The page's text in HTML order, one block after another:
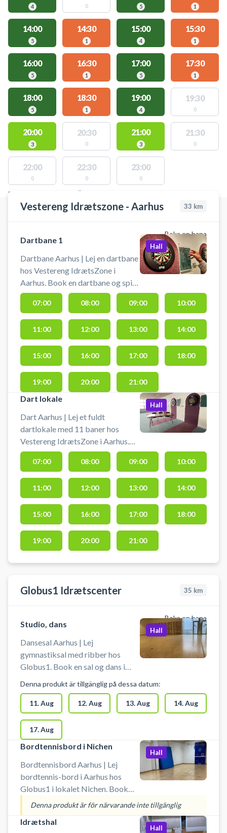
4 0 5 1
14:00
5
14:30
1
15:00
4
15:30
1
16:00
5
16:30
1
17:00
5
17:30
1
18:00
5
18:30
1
19:00
4
19:30
0
20:00
3
20:30
0
21:00
3
21:30
0
22:00
0
22:30
0
23:00
0
PLATSER MED TILLGÄNGLIGA AKTIVITETER
Vestereng Idrætszone - Aarhus 33 km
Boka en bana
Dartbane 1
Dartbane Aarhus | Lej en dartbane
hos Vestereng IdrætsZone i
Aarhus. Book en dartbane og spil
dart i Aarhus på en kvalitets
dartbane hos Vestereng
IdrætsZone. Du skal selv
medbringe pile til at spille med.
Der er gratis parkering 50 meter
fra hallen ved booking af dartbane
i Aarhus i Vestereng IdrætsZone's
lokaler.
Hall
07:00 08:00 09:00 10:00
11:00 12:00 13:00 14:00
15:00 16:00 17:00 18:00
19:00 20:00 21:00
Dart lokale
Dart Aarhus | Lej et fuldt
dartlokale med 11 baner hos
Vestereng IdrætsZone i Aarhus.
Book hele lokalet med i alt 11
dartbaner og spil dart i Aarhus
med en større gruppe af
dartspillere samtidigt. Dartlokalet
lejes i 60 min. ad gangen og
dartpile medbringes selv. Gratis
parkering 50 meter fra hallen ved
booking af dartbanerne i
Vestereng IdrætsZone.
Hall
07:00 08:00 09:00 10:00
11:00 12:00 13:00 14:00
15:00 16:00 17:00 18:00
19:00 20:00 21:00
Globus1 Idrætscenter 35 km
Boka en bana
Studio, dans
Dansesal Aarhus | Lej
gymnastiksal med ribber hos
Globus1. Book en sal og dans i
m. Der er spejle på endevæggen i
dansesalen. Udstyr skal man selv
medbringe. Man skal bruge
indendørs sko. Boldspil er ikke
tilladt.
Hall
Denna produkt är tillgänglig på dessa datum:
11. Aug 12. Aug 13. Aug 14. Aug
17. Aug
Bordtennisbord i Nichen
Bordtennisbord Aarhus | Lej
bordtennis-bord i Aarhus hos
Globus1 i lokalet Nichen. Book
bordtennisbord og spil bordtennis
i Aarhus. Anlægget er bemandet.
Der skal bruges indendørssko. Der
Hall
Denna produkt är för närvarande inte tillgänglig
Idrætshal
Hall